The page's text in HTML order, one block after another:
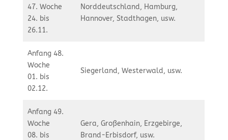
47. Woche
24. bis
26.11.
Norddeutschland, Hamburg,
Hannover, Stadthagen, usw.
Anfang 48.
Woche
01. bis
02.12.
Siegerland, Westerwald, usw.
Anfang 49.
Woche
08. bis
Gera, Großenhain, Erzgebirge,
Brand-Erbisdorf, usw.